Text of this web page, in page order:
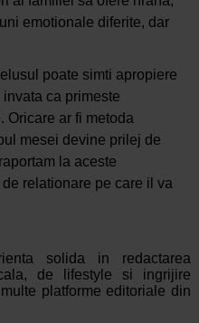
emotionale diferite, dar
poate simti apropiere
ca primeste
Oricare ar fi metoda
mesei devine prilej de
la aceste
relationare pe care il va
solida in redactarea
de lifestyle si ingrijire
platforme editoriale din